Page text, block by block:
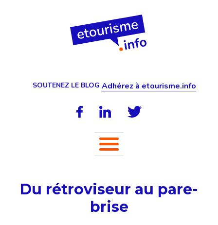
SOUTENEZ LE BLOG Adhérez à etourisme.info
Du rétroviseur au pare-
brise